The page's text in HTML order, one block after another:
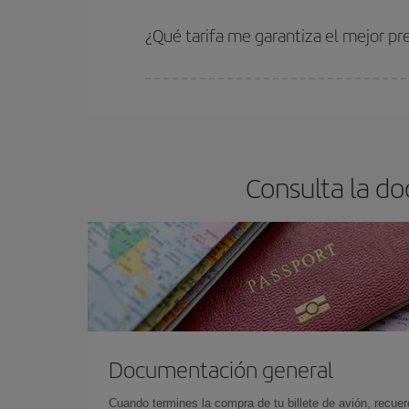
estén disponibles o se vayan agotando. Por
¿Qué tarifa me garantiza el mejor
Consulta la
Documentación general
Cuando termines la compra de tu billete de avión,